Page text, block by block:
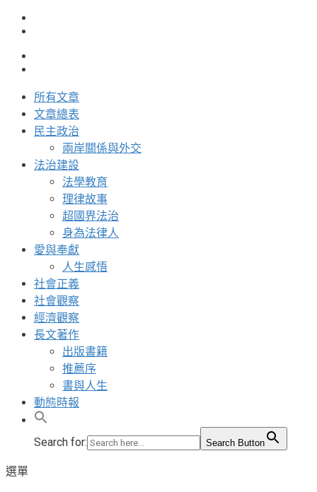
所有文章
文章總表
民主政治
兩岸關係與外交
法治建設
法學教育
理律故事
超國界法治
身為法律人
愛與奉獻
人生感悟
社會正義
社會觀察
經濟觀察
長文著作
出版書籍
推薦序
書與人生
動態時報
Search for: Search Button
選單